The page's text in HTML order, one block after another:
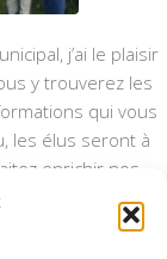
j’ai le plaisir
y trouverez les
qui vous
les élus seront à
enrichir nos
du bulletin